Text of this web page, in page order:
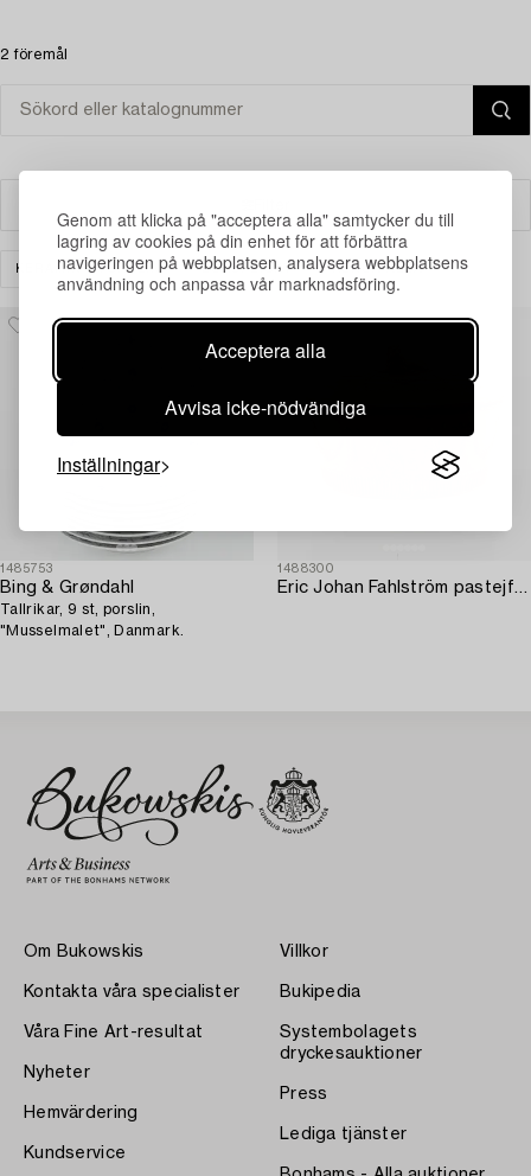
Genom att klicka på "acceptera alla" samtycker du till
lagring av cookies på din enhet för att förbättra
navigeringen på webbplatsen, analysera webbplatsens
användning och anpassa vår marknadsföring.
Acceptera alla
Avvisa icke-nödvändiga
Inställningar
2 föremål
KERAMIK & PORSLIN EUROPEISKT RENSA ALLA
1485753
Bing & Grøndahl
Tallrikar, 9 st, porslin,
"Musselmalet", Danmark.
1488300
Eric Johan Fahlström pastejform 1700-talets andra hälft gustaviansk signerad.
Om Bukowskis
Kontakta våra specialister
Våra Fine Art-resultat
Nyheter
Hemvärdering
Kundservice
Villkor
Bukipedia
Systembolagets
dryckesauktioner
Press
Lediga tjänster